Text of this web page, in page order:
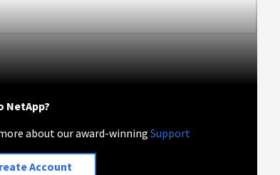
NetApp?
about our award-winningSupport
Account